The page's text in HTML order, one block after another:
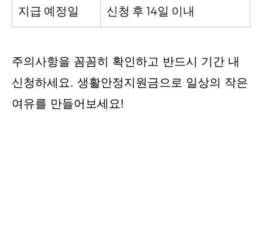
지급 예정일 신청 후 14일 이내
주의사항을 꼼꼼히 확인하고 반드시 기간 내
신청하세요. 생활안정지원금으로 일상의 작은
여유를 만들어보세요!